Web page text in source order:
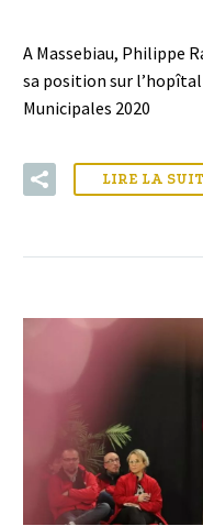
A Massebiau, Philippe
sa position sur l’hopîtal
Municipales 2020
LIRE LA